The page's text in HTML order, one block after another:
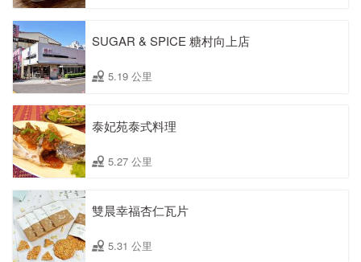
SUGAR & SPICE 糖村向上店
5.19 公里
泰妃苑泰式料理
5.27 公里
雙晨幸福杏仁瓦片
5.31 公里